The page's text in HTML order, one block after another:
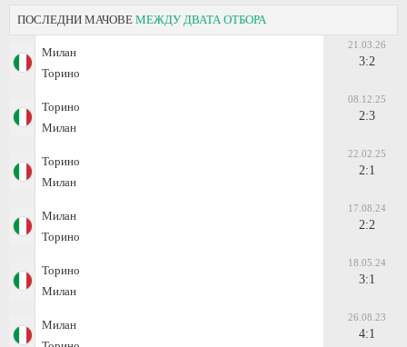
ПОСЛЕДНИ МАЧОВЕ МЕЖДУ ДВАТА ОТБОРА
Милан
Торино
21.03.26
3:2
Торино
Милан
08.12.25
2:3
Торино
Милан
22.02.25
2:1
Милан
Торино
17.08.24
2:2
Торино
Милан
18.05.24
3:1
Милан
26.08.23
4:1